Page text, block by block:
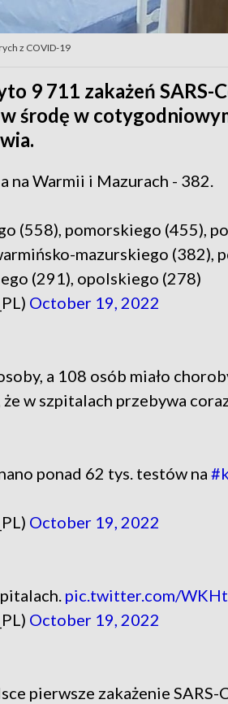
z COVID-19
9 711 zakażeń SARS-
środę w
na Warmii i Mazurach - 382.
(558), pomorskiego (455),
mazurskiego (382),
(291), opolskiego (278)
October 19, 2022
a 108 osób miało
w szpitalach przebywa
ponad 62 tys. testów na
October 19, 2022
pic.twitter.com/
October 19, 2022
pierwsze zakażenie SARS-